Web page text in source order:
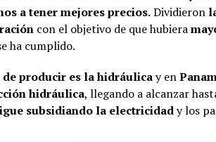
a tener mejores precios.Dividieron
con el objetivo de que hubiera
ha cumplido.
de producir es la hidráulicay en
hidráulica, llegando a alcanzar
subsidiando la electricidady los